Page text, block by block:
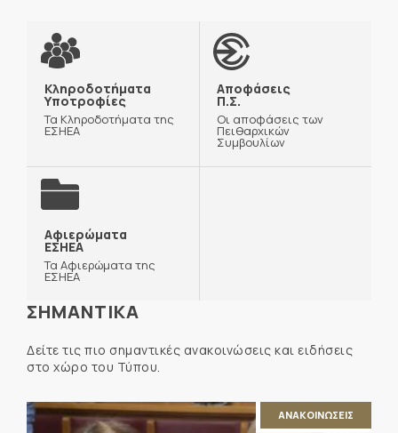
Κληροδοτήματα
Υποτροφίες
Τα Κληροδοτήματα της
ΕΣΗΕΑ
Αποφάσεις
Π.Σ.
Οι αποφάσεις των
Πειθαρχικών
Συμβουλίων
Αφιερώματα
ΕΣΗΕΑ
Τα Αφιερώματα της
ΕΣΗΕΑ
ΣΗΜΑΝΤΙΚΑ
Δείτε τις πιο σημαντικές ανακοινώσεις και ειδήσεις
στο χώρο του Τύπου.
ΑΝΑΚΟΙΝΩΣΕΙΣ